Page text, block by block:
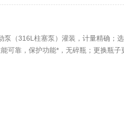
泵（316L柱塞泵）灌装，计量精确；
可靠，保护功能*，无碎瓶；更换瓶子